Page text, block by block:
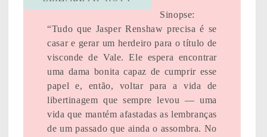
Sinopse:
“Tudo que Jasper Renshaw precisa é se
casar e gerar um herdeiro para o título de
visconde de Vale. Ele espera encontrar
uma dama bonita capaz de cumprir esse
papel e, então, voltar para a vida de
libertinagem que sempre levou — uma
vida que mantém afastadas as lembranças
de um passado que ainda o assombra. No